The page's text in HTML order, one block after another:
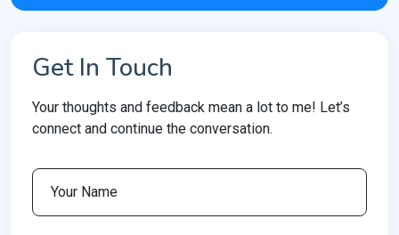
Get In Touch
Your thoughts and feedback mean a lot to me! Let’s
connect and continue the conversation.